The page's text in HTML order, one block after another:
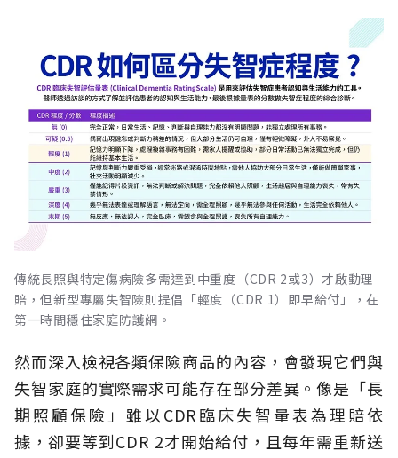
傳統長照與特定傷病險多需達到中重度（CDR 2或3）才啟動理
賠，但新型專屬失智險則提倡「輕度（CDR 1）即早給付」，在
第一時間穩住家庭防護網。
然而深入檢視各類保險商品的內容，會發現它們與
失智家庭的實際需求可能存在部分差異。像是「長
期照顧保險」雖以CDR臨床失智量表為理賠依
據，卻要等到CDR 2才開始給付，且每年需重新送